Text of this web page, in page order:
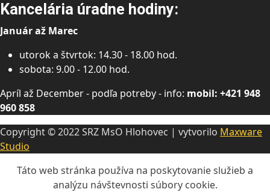
Kancelária úradne hodiny:
Január až Marec
utorok a štvrtok: 14.30 - 18.00 hod.
sobota: 9.00 - 12.00 hod.
Apríl až December - podľa potreby - info: mobil: +421 948
960 858
Copyright © 2022 SRZ MsO Hlohovec | vytvorilo Maxware
Studio
Táto web stránka používa na poskytovanie služieb a
analýzu návštevnosti súbory cookie.